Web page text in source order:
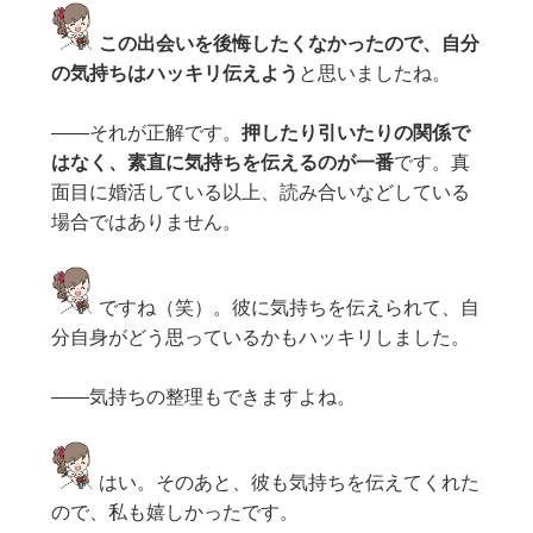
この出会いを後悔したくなかったので、自分
の気持ちはハッキリ伝えよう と思いましたね。
——それが正解です。押したり引いたりの関係で
はなく、素直に気持ちを伝えるのが一番です。真
面目に婚活している以上、読み合いなどしている
場合ではありません。
ですね（笑）。彼に気持ちを伝えられて、自
分自身がどう思っているかもハッキリしました。
——気持ちの整理もできますよね。
はい。そのあと、彼も気持ちを伝えてくれた
ので、私も嬉しかったです。